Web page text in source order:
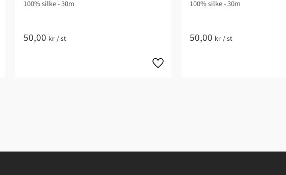
100% silke - 30m
50,00 kr /st
100% silke - 30m
50,00 kr /st